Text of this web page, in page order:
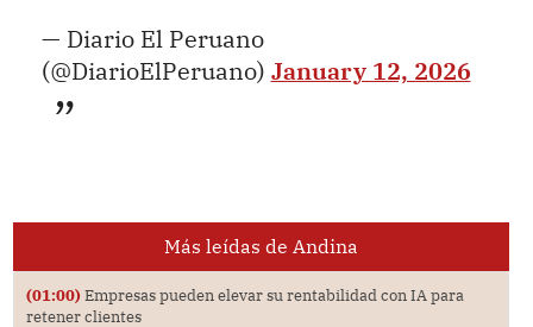
— Diario El Peruano
(@DiarioElPeruano) January 12, 2026
Más leídas de Andina
(01:00) Empresas pueden elevar su rentabilidad con IA para
retener clientes